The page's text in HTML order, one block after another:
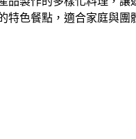
特色餐點，適合家庭與團